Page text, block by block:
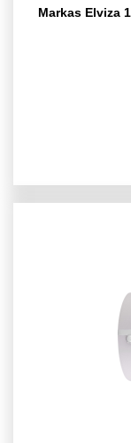
Markas Elviza